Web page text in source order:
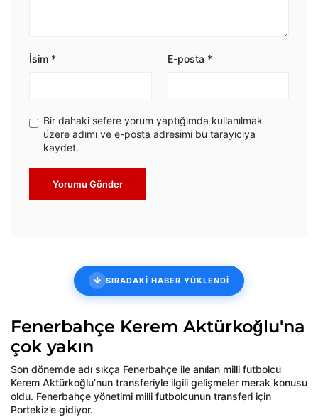
İsim * E-posta *
Bir dahaki sefere yorum yaptığımda kullanılmak
üzere adımı ve e-posta adresimi bu tarayıcıya
kaydet.
Yorumu Gönder
SIRADAKİ HABER YÜKLENDİ
Fenerbahçe Kerem Aktürkoğlu'na
çok yakın
Son dönemde adı sıkça Fenerbahçe ile anılan milli futbolcu
Kerem Aktürkoğlu’nun transferiyle ilgili gelişmeler merak konusu
oldu. Fenerbahçe yönetimi milli futbolcunun transferi için
Portekiz’e gidiyor.